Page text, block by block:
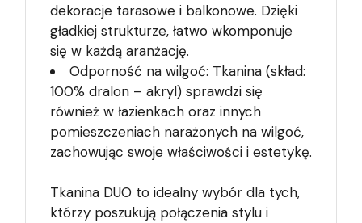
dekoracje tarasowe i balkonowe. Dzięki
gładkiej strukturze, łatwo wkomponuje
się w każdą aranżację.
Odporność na wilgoć: Tkanina (skład:
100% dralon – akryl) sprawdzi się
również w łazienkach oraz innych
pomieszczeniach narażonych na wilgoć,
zachowując swoje właściwości i estetykę.
Tkanina DUO to idealny wybór dla tych,
którzy poszukują połączenia stylu i